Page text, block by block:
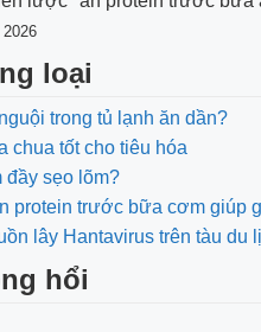
loại
trong tủ lạnh ăn dần?
chua tốt cho tiêu hóa
đầy sẹo lõm?
protein trước bữa cơm giúp
lây Hantavirus trên tàu
hổi